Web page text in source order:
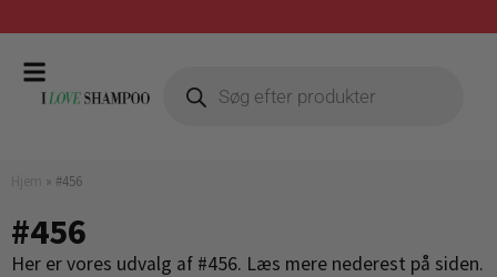
» #456
#456
Her er vores udvalg af #456. Læs mere nederest på siden.